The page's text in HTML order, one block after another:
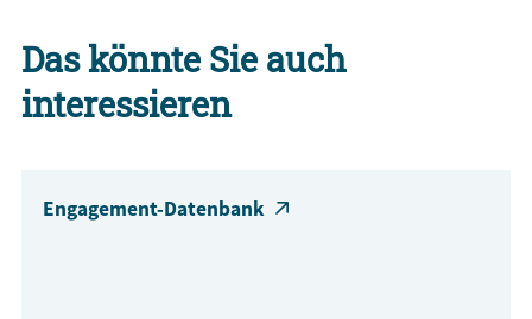
Das könnte Sie auch
interessieren
Engagement-Datenbank